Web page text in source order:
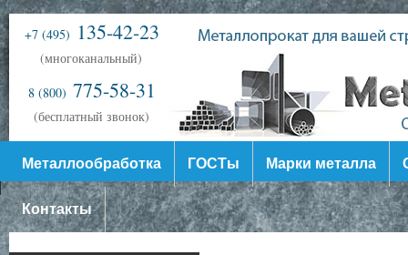
+7 (495) 135-42-23
(многоканальный)
8 (800) 775-58-31
(бесплатный звонок)
Металлообработка ГОСТы Марки металла
Контакты